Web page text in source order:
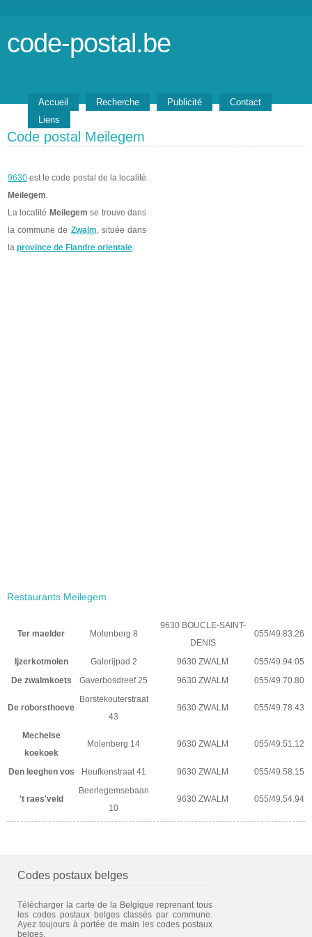
code-postal.be
Accueil Recherche Publicité
Contact
Liens
Code postal Meilegem
9630 est le code postal de la localité
Meilegem.
La localité Meilegem se trouve dans
la commune de Zwalm, située dans
la province de Flandre orientale.
Restaurants Meilegem
Ter maelder Molenberg 8
9630 BOUCLE-SAINT-
DENIS
055/49.83.26
Ijzerkotmolen Galerijpad 2 9630 ZWALM
055/49.94.05
De zwalmkoets
Gaverbosdreef 25 9630 ZWALM 055/49.70.80
De roborsthoeve
Borstekouterstraat
43
9630 ZWALM 055/49.78.43
Mechelse
koekoek
Molenberg 14 9630 ZWALM 055/49.51.12
Den leeghen vos Heufkenstraat 41 9630 ZWALM 055/49.58.15
't raes'veld
Beerlegemsebaan
10
9630 ZWALM 055/49.54.94
Codes postaux belges
Télécharger la carte de la Belgique reprenant tous
les codes postaux belges classés par commune.
Ayez toujours à portée de main les codes postaux
belges.